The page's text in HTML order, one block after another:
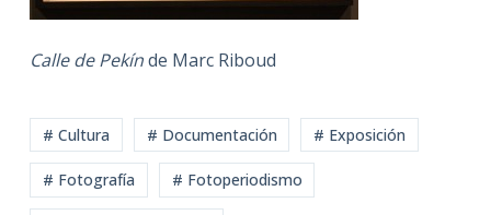
Calle de Pekínde Marc Riboud
# Cultura # Documentación # Exposición
# Fotografía # Fotoperiodismo